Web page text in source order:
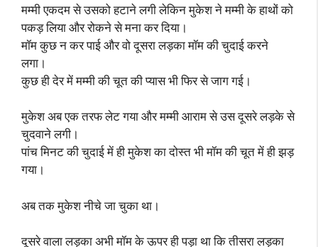
मम्मी एकदम से उसको हटाने लगी लेकिन मुकेश ने मम्मी के हाथों को
पकड़ लिया और रोकने से मना कर दिया।
मॉम कुछ न कर पाई और वो दूसरा लड़का मॉम की चुदाई करने
लगा।
कुछ ही देर में मम्मी की चूत की प्यास भी फिर से जाग गई।
मुकेश अब एक तरफ लेट गया और मम्मी आराम से उस दूसरे लड़के से
चुदवाने लगी।
पांच मिनट की चुदाई में ही मुकेश का दोस्त भी मॉम की चूत में ही झड़
गया।
अब तक मुकेश नीचे जा चुका था।
दूसरे वाला लड़का अभी मॉम के ऊपर ही पड़ा था कि तीसरा लड़का